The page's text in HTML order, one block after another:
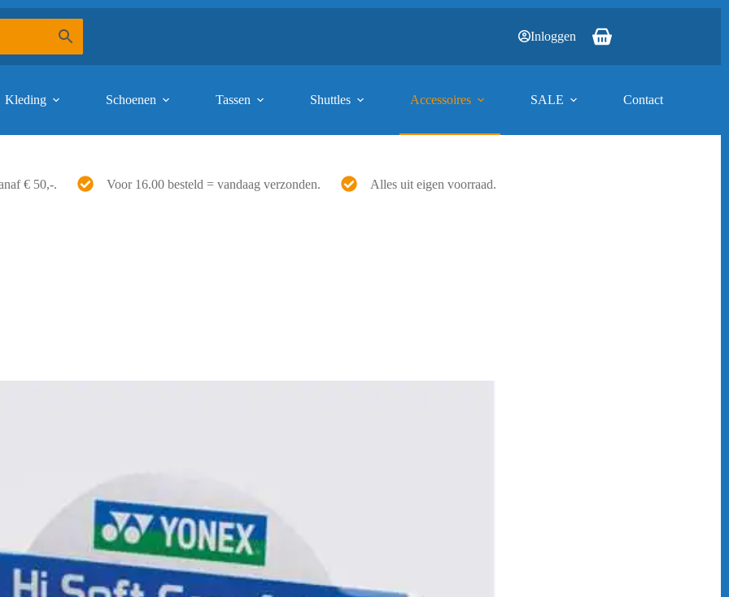
Inloggen Winkelwagen
Kleding Schoenen Tassen Shuttles Accessoires SALE Contact
€ 50,-. Voor 16.00 besteld = vandaag verzonden. Alles uit eigen voorraad.